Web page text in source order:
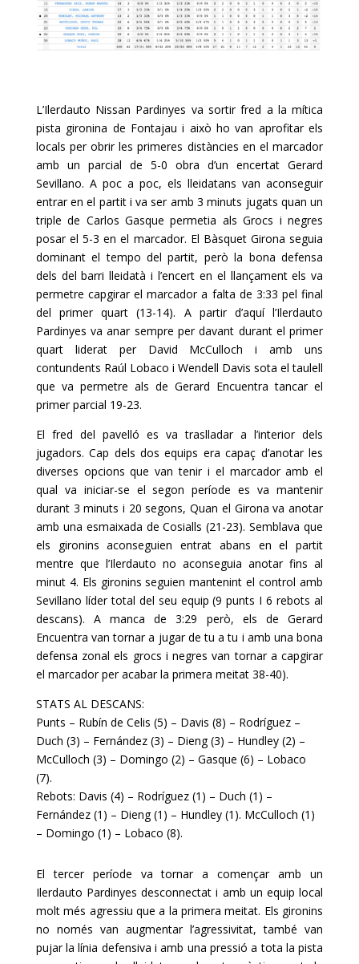
L’Ilerdauto Nissan Pardinyes va sortir fred a la mítica
pista gironina de Fontajau i això ho van aprofitar els
locals per obrir les primeres distàncies en el marcador
amb un parcial de 5-0 obra d’un encertat Gerard
Sevillano. A poc a poc, els lleidatans van aconseguir
entrar en el partit i va ser amb 3 minuts jugats quan un
triple de Carlos Gasque permetia als Grocs i negres
posar el 5-3 en el marcador. El Bàsquet Girona seguia
dominant el tempo del partit, però la bona defensa
dels del barri lleidatà i l’encert en el llançament els va
permetre capgirar el marcador a falta de 3:33 pel final
del primer quart (13-14). A partir d’aquí l’Ilerdauto
Pardinyes va anar sempre per davant durant el primer
quart liderat per David McCulloch i amb uns
contundents Raúl Lobaco i Wendell Davis sota el taulell
que va permetre als de Gerard Encuentra tancar el
primer parcial 19-23.
El fred del pavelló es va traslladar a l’interior dels
jugadors. Cap dels dos equips era capaç d’anotar les
diverses opcions que van tenir i el marcador amb el
qual va iniciar-se el segon període es va mantenir
durant 3 minuts i 20 segons, Quan el Girona va anotar
amb una esmaixada de Cosialls (21-23). Semblava que
els gironins aconseguien entrat abans en el partit
mentre que l’Ilerdauto no aconseguia anotar fins al
minut 4. Els gironins seguien mantenint el control amb
Sevillano líder total del seu equip (9 punts I 6 rebots al
descans). A manca de 3:29 però, els de Gerard
Encuentra van tornar a jugar de tu a tu i amb una bona
defensa zonal els grocs i negres van tornar a capgirar
el marcador per acabar la primera meitat 38-40).
STATS AL DESCANS:
Punts – Rubín de Celis (5) – Davis (8) – Rodríguez –
Duch (3) – Fernández (3) – Dieng (3) – Hundley (2) –
McCulloch (3) – Domingo (2) – Gasque (6) – Lobaco
(7).
Rebots: Davis (4) – Rodríguez (1) – Duch (1) –
Fernández (1) – Dieng (1) – Hundley (1). McCulloch (1)
– Domingo (1) – Lobaco (8).
El tercer període va tornar a començar amb un
Ilerdauto Pardinyes desconnectat i amb un equip local
molt més agressiu que a la primera meitat. Els gironins
no només van augmentar l’agressivitat, també van
pujar la línia defensiva i amb una pressió a tota la pista